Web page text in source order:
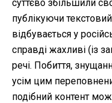
суттєво збільшили
публікуючи
відбувається у
справді жахливі (із
речі. Побиття,
усім цим
подібний контент